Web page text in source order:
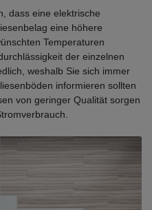
dass eine elektrische
eine höhere
Temperaturen
der einzelnen
weshalb Sie sich immer
informieren sollten
von geringer Qualität sorgen